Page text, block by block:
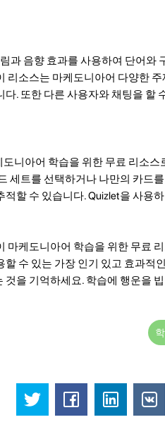
과 음향 효과를 사용하여 단어와
리소스는 마케도니아어 다양한
다. 또한 다른 사용자와 채팅을 할
니아어 학습을 위한 무료 리소
세트를 선택하거나 나만의 카드
적할 수 있습니다. Quizlet을 사용
마케도니아어 학습을 위한 무료
할 수 있는 가장 인기 있고 효과적
것을 기억하세요. 학습에 행운을